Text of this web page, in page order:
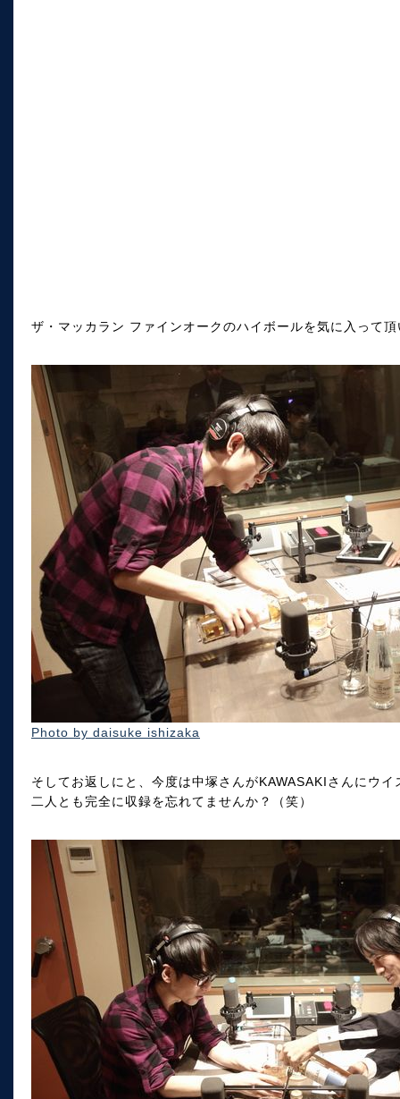
ザ・マッカラン ファインオークのハイボールを気に入って
Photo by daisuke ishizaka
そしてお返しにと、今度は中塚さんがKAWASAKIさんにウイ
二人とも完全に収録を忘れてませんか？（笑）